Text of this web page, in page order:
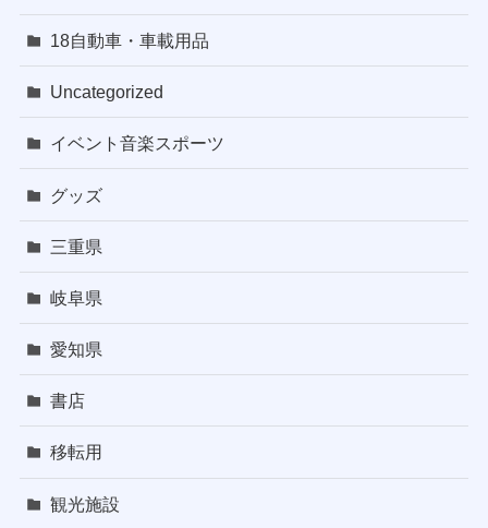
18自動車・車載用品
Uncategorized
イベント音楽スポーツ
グッズ
三重県
岐阜県
愛知県
書店
移転用
観光施設